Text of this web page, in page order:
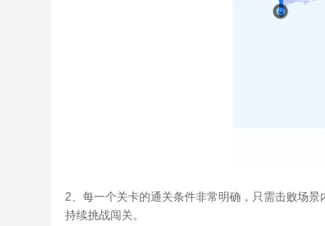
2、每一个关卡的通关条件非常明确，只需击败场
持续挑战闯关。